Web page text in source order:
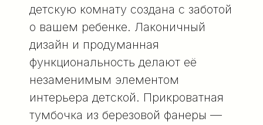
детскую комнату создана с заботой
о вашем ребенке. Лаконичный
дизайн и продуманная
функциональность делают её
незаменимым элементом
интерьера детской. Прикроватная
тумбочка из березовой фанеры —